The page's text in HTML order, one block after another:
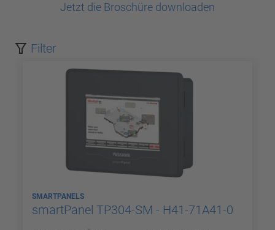
Jetzt die Broschüre downloaden
Filter
SMARTPANELS
smartPanel TP304-SM - H41-71A41-0